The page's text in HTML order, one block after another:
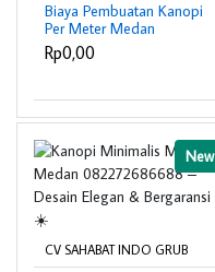
Biaya Pembuatan Kanopi
Per Meter Medan
082272686688 –
Tukang Profesional &
Rp0,00
New
CV SAHABAT INDO GRUB